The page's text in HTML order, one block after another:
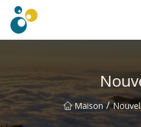
Maison /